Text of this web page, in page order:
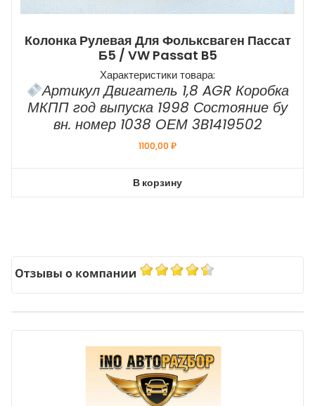
Колонка Рулевая Для Фольксваген Пассат
Б5 / VW Passat B5
Характеристики товара:
Артикул Двигатель 1,8 AGR Коробка
МКПП год выпуска 1998 Состояние бу
вн. номер 1038 ОЕМ 3B1419502
1100,00₽
В корзину